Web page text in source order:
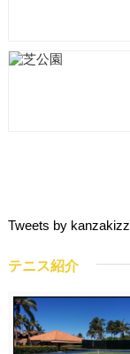
Tweets by kanzakizz
テニス紹介